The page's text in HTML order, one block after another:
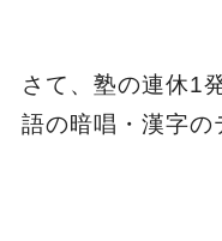
さて、塾の連休1
語の暗唱・漢字の